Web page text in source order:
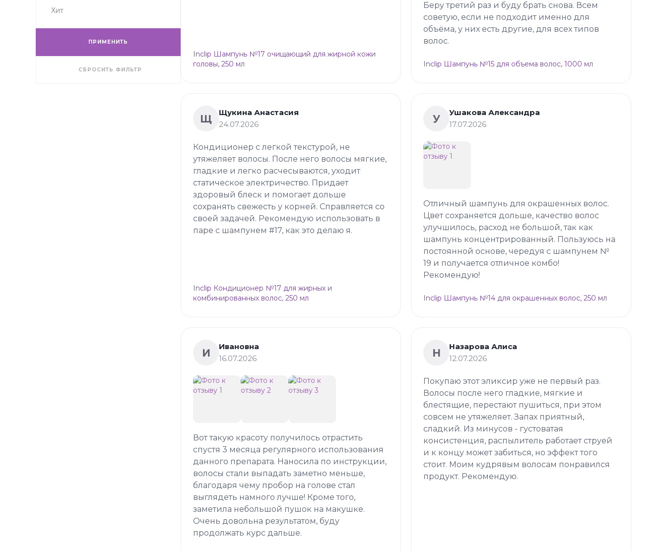
Хит
ПРИМЕНИТЬ
СБРОСИТЬ ФИЛЬТР
Inclip Шампунь №17 очищающий для жирной кожи
головы, 250 мл
Беру третий раз и буду брать снова. Всем
советую, если не подходит именно для
объёма, у них есть другие, для всех типов
волос.
Inclip Шампунь №15 для объема волос, 1000 мл
Щ
Щукина Анастасия
24.07.2026
Кондиционер с легкой текстурой, не
утяжеляет волосы. После него волосы мягкие,
гладкие и легко расчесываются, уходит
статическое электричество. Придает
здоровый блеск и помогает дольше
сохранять свежесть у корней. Справляется со
своей задачей. Рекомендую использовать в
паре с шампунем #17, как это делаю я.
Inclip Кондиционер №17 для жирных и
комбинированных волос, 250 мл
У
Ушакова Александра
17.07.2026
Отличный шампунь для окрашенных волос.
Цвет сохраняется дольше, качество волос
улучшилось, расход не большой, так как
шампунь концентрированный. Пользуюсь на
постоянной основе, чередуя с шампунем №
19 и получается отличное комбо!
Рекомендую!
Inclip Шампунь №14 для окрашенных волос, 250 мл
И
Ивановна
16.07.2026
Вот такую красоту получилось отрастить
спустя 3 месяца регулярного использования
данного препарата. Наносила по инструкции,
волосы стали выпадать заметно меньше,
благодаря чему пробор на голове стал
выглядеть намного лучше! Кроме того,
заметила небольшой пушок на макушке.
Очень довольна результатом, буду
продолжать курс дальше.
Н
Назарова Алиса
12.07.2026
Покупаю этот эликсир уже не первый раз.
Волосы после него гладкие, мягкие и
блестящие, перестают пушиться, при этом
совсем не утяжеляет. Запах приятный,
сладкий. Из минусов - густоватая
консистенция, распылитель работает струей
и к концу может забиться, но эффект того
стоит. Моим кудрявым волосам понравился
продукт. Рекомендую.